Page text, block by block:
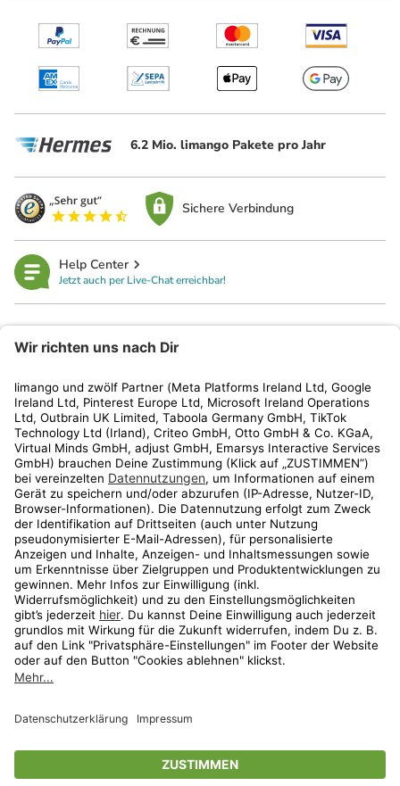
6.2 Mio. limango Pakete pro Jahr
Sichere Verbindung
Help Center
Jetzt auch per Live-Chat erreichbar!
Kundenservice
Shop
Aktionen
Travel
* Streichpreise entsprechen der unverbindlichen Preisempfehlung des